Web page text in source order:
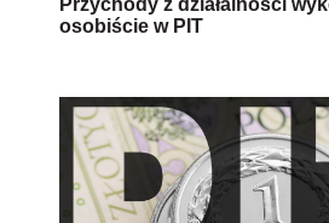
Przychody z działalności
osobiście w PIT